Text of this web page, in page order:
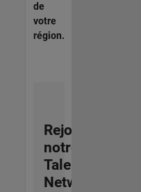
de
votre
région.
Rejoignez
notre
Talent
Network